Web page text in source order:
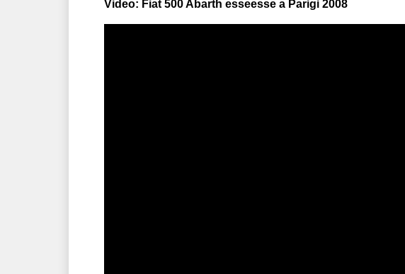
Video: Fiat 500 Abarth esseesse a Parigi 2008